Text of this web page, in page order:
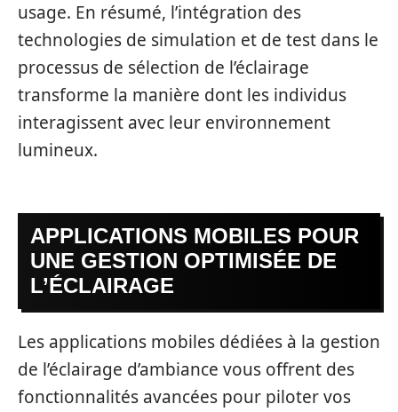
usage. En résumé, l’intégration des
technologies de simulation et de test dans le
processus de sélection de l’éclairage
transforme la manière dont les individus
interagissent avec leur environnement
lumineux.
APPLICATIONS MOBILES POUR
UNE GESTION OPTIMISÉE DE
L’ÉCLAIRAGE
Les applications mobiles dédiées à la gestion
de l’éclairage d’ambiance vous offrent des
fonctionnalités avancées pour piloter vos